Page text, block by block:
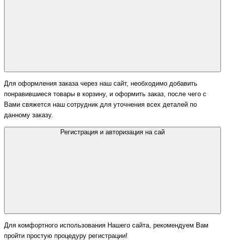
Для оформления заказа через наш сайт, необходимо добавить
понравившиеся товары в корзину, и оформить заказ, после чего с
Вами свяжется наш сотрудник для уточнения всех деталей по
данному заказу.
Регистрация и авторизация на сай
Для комфортного использования Нашего сайта, рекомендуем Вам
пройти простую процедуру регистрации!